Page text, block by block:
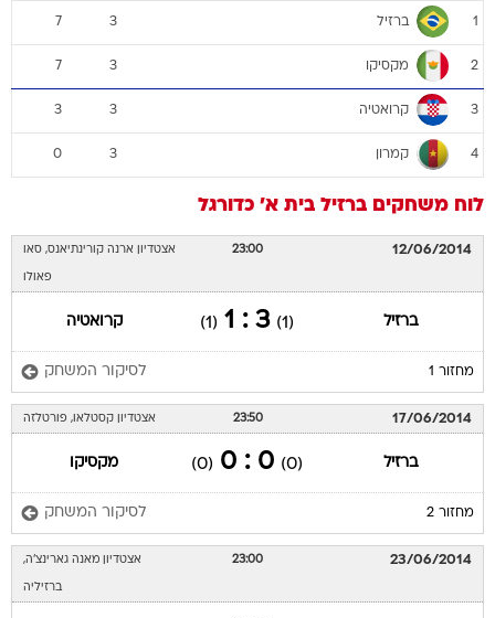
1 ברזיל 3
7
2 מקסיקו 3
7
3 קרואטיה 3
3
4 קמרון 3
0
לוח משחקים ברזיל בית א' כדורגל
12/06/2014
23:00 אצטדיון ארנה קורינתיאנס, סאו
פאולו
ברזיל (1)
3 : 1
(1) קרואטיה
מחזור 1 לסיקור המשחק
17/06/2014
23:50 אצטדיון קסטלאו, פורטלזה
ברזיל (0)
0 : 0
(0) מקסיקו
מחזור 2 לסיקור המשחק
23/06/2014
23:00 אצטדיון מאנה גארינצ'ה,
ברזיליה